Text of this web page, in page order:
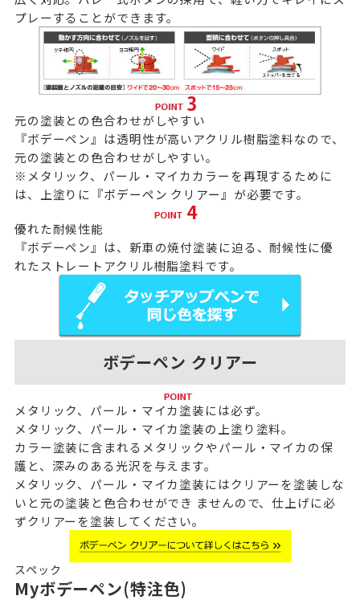
プレーすることができます。
元の塗装との色合わせがしやすい
『ボデーペン』は透明性が高いアクリル樹脂塗料なので、
元の塗装との色合わせがしやすい。
※メタリック、パール・マイカカラーを再現するために
は、上塗りに 『ボデーペン クリアー』 が必要です。
優れた耐候性能
『ボデーペン』は、新車の焼付塗装に迫る、耐候性に優
れたストレートアクリル樹脂塗料です。
ボデーペン クリアー
メタリック、パール・マイカ塗装には必ず。
メタリック、パール・マイカ塗装の上塗り塗料。
カラー塗装に含まれるメタリックやパール・マイカの保
護と、深みのある光沢を与えます。
メタリック、パール・マイカ塗装にはクリアーを塗装しな
いと元の塗装と色合わせができ ませんので、仕上げに必
ずクリアーを塗装してください。
スペック
Myボデーペン(特注色)